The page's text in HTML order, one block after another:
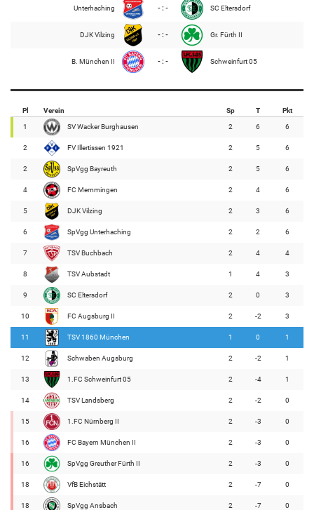
Unterhaching - : - SC Eltersdorf
DJK Vilzing - : - Gr. Fürth II
B. München II - : - Schweinfurt 05
Pl Verein Sp T Pkt
1 SV Wacker Burghausen 2 6 6
2 FV Illertissen 1921 2 5 6
2 SpVgg Bayreuth 2 5 6
4 FC Memmingen 2 4 6
5 DJK Vilzing 2 3 6
6 SpVgg Unterhaching 2 2 6
7 TSV Buchbach 2 4 4
8 TSV Aubstadt 1 4 3
9 SC Eltersdorf 2 0 3
10 FC Augsburg II 2 -2 3
11 TSV 1860 München 1 0 1
12 Schwaben Augsburg 2 -2 1
13 1.FC Schweinfurt 05 2 -4 1
14 TSV Landsberg 2 -2 0
15 1.FC Nürnberg II 2 -3 0
16 FC Bayern München II 2 -3 0
16 SpVgg Greuther Fürth II 2 -3 0
18 VfB Eichstätt 2 -7 0
18 SpVgg Ansbach 2 -7 0